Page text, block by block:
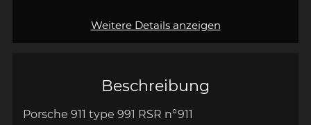
Beschreibung
Porsche 911 type 991 RSR n°911
Weitere Details anzeigen